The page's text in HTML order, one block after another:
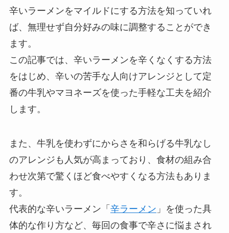
辛いラーメンをマイルドにする方法を知っていれ
ば、無理せず自分好みの味に調整することができ
ます。
この記事では、辛いラーメンを辛くなくする方法
をはじめ、辛いの苦手な人向けアレンジとして定
番の牛乳やマヨネーズを使った手軽な工夫を紹介
します。
また、牛乳を使わずにからさを和らげる牛乳なし
のアレンジも人気が高まっており、食材の組み合
わせ次第で驚くほど食べやすくなる方法もありま
す。
代表的な辛いラーメン「 辛ラーメン 」を使った具
体的な作り方など、毎回の食事で辛さに悩まされ